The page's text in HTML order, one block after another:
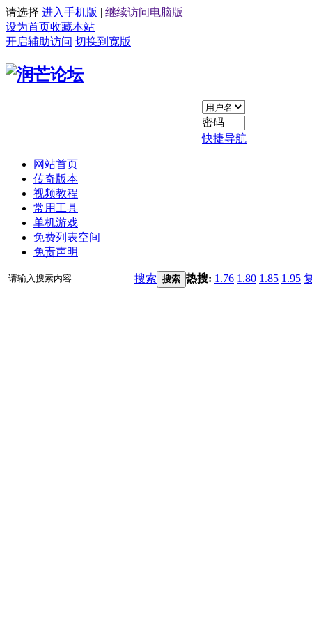
请选择 进入手机版 | 继续访问电脑版
设为首页收藏本站
开启辅助访问 切换到宽版
密码
快捷导航
网站首页
传奇版本
视频教程
常用工具
单机游戏
免费列表空间
免责声明
搜索 搜索 热搜: 1.76 1.80 1.85 1.95